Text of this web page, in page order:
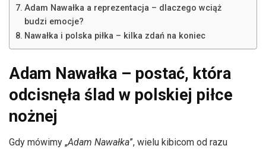
Adam Nawałka a reprezentacja – dlaczego wciąż
budzi emocje?
Nawałka i polska piłka – kilka zdań na koniec
Adam Nawałka – postać, która
odcisnęła ślad w polskiej piłce
nożnej
Gdy mówimy „Adam Nawałka”, wielu kibicom od razu